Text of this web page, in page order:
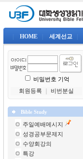
HOME 세계선교
비밀번호 기억
회원등록
비번분실
Bible Study
주일예배메시지
성경공부문제지
수양회강의
특강